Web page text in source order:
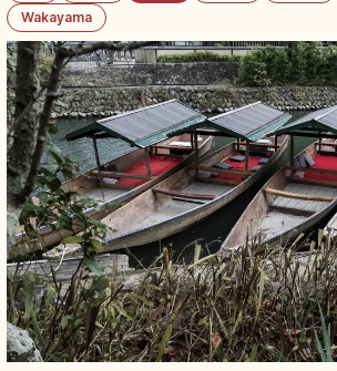
Wakayama